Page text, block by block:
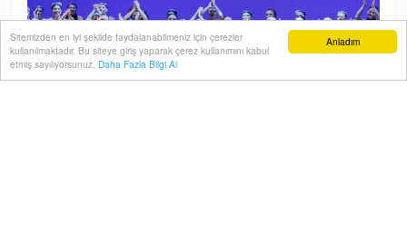
Anladım
Sitemizden en iyi şekilde faydalanabilmeniz için çerezler
kullanılmaktadır. Bu siteye giriş yaparak çerez kullanımını kabul
etmiş sayılıyorsunuz. Daha Fazla Bilgi Al